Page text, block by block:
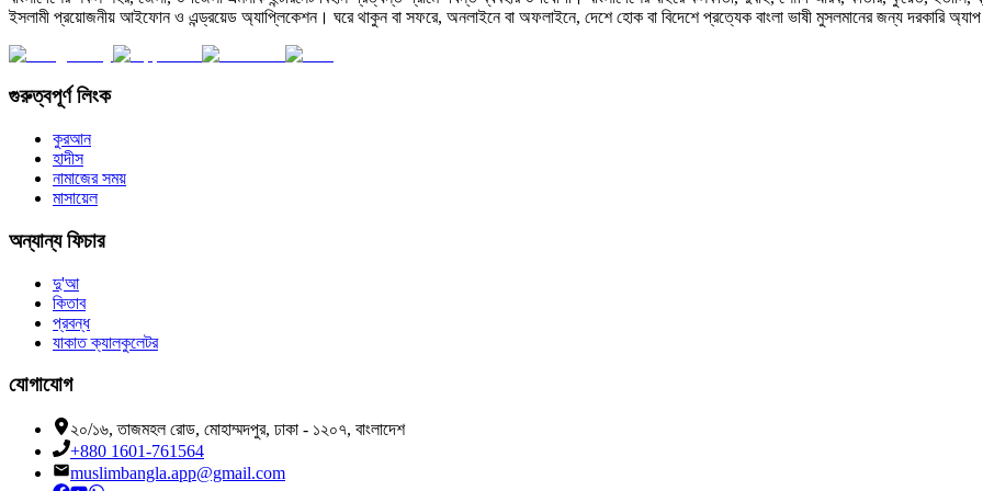
ইসলামী প্রয়োজনীয় আইফোন ও এন্ড্রয়েড অ্যাপ্লিকেশন। ঘরে থাকুন বা সফরে, অনলাইনে বা অফলাইনে, দেশে হোক বা বিদেশে প্রত্যেক বাংলা ভাষী মুসলমানের জন্য দরকারি
গুরুত্বপূর্ণ লিংক
কুরআন
হাদীস
নামাজের সময়
মাসায়েল
অন্যান্য ফিচার
দু'আ
কিতাব
প্রবন্ধ
যাকাত ক্যালকুলেটর
যোগাযোগ
২০/১৬, তাজমহল রোড, মোহাম্মদপুর, ঢাকা - ১২০৭, বাংলাদেশ
+880 1601-761564
muslimbangla.app@gmail.com